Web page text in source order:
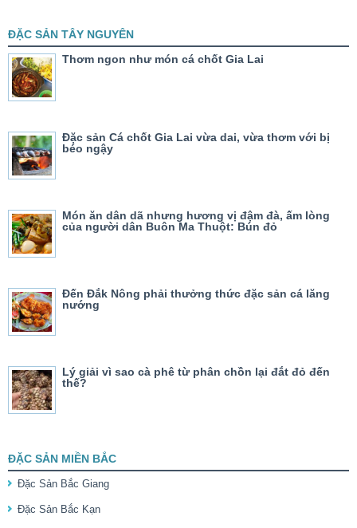
ĐẶC SẢN TÂY NGUYÊN
Thơm ngon như món cá chốt Gia Lai
Đặc sản Cá chốt Gia Lai vừa dai, vừa thơm với bị
béo ngậy
Món ăn dân dã nhưng hương vị đậm đà, ấm lòng
của người dân Buôn Ma Thuột: Bún đỏ
Đến Đắk Nông phải thưởng thức đặc sản cá lăng
nướng
Lý giải vì sao cà phê từ phân chồn lại đắt đỏ đến
thế?
ĐẶC SẢN MIỀN BẮC
Đặc Sản Bắc Giang
Đặc Sản Bắc Kạn